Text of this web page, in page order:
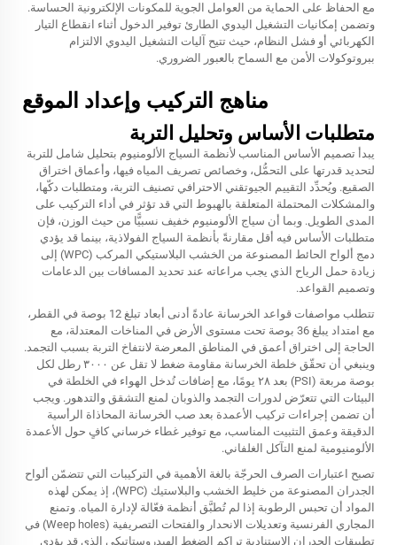
مع الحفاظ على الحماية من العوامل الجوية للمكونات الإلكترونية الحساسة.
وتضمن إمكانيات التشغيل اليدوي الطارئ توفير الدخول أثناء انقطاع التيار
الكهربائي أو فشل النظام، حيث تتيح آليات التشغيل اليدوي الالتزام
ببروتوكولات الأمن مع السماح بالعبور الضروري.
مناهج التركيب وإعداد الموقع
متطلبات الأساس وتحليل التربة
يبدأ تصميم الأساس المناسب لأنظمة السياج الألومنيوم بتحليل شامل للتربة
لتحديد قدرتها على التحمُّل، وخصائص تصريف المياه فيها، وأعماق اختراق
الصقيع. ويُحدِّد التقييم الجيوتقني الاحترافي تصنيف التربة، ومتطلبات دكّها،
والمشكلات المحتملة المتعلقة بالهبوط التي قد تؤثر في أداء التركيب على
المدى الطويل. وبما أن سياج الألومنيوم خفيف نسبيًّا من حيث الوزن، فإن
متطلبات الأساس فيه أقل مقارنةً بأنظمة السياج الفولاذية، بينما قد يؤدي
دمج ألواح الحائط المصنوعة من الخشب البلاستيكي المركب (WPC) إلى
زيادة حمل الرياح الذي يجب مراعاته عند تحديد المسافات بين الدعامات
وتصميم القواعد.
تتطلب مواصفات قواعد الخرسانة عادةً أدنى أبعاد تبلغ 12 بوصة في القطر،
مع امتداد يبلغ 36 بوصة تحت مستوى الأرض في المناخات المعتدلة، مع
الحاجة إلى اختراق أعمق في المناطق المعرضة لانتفاخ التربة بسبب التجمد.
وينبغي أن تحقّق خلطة الخرسانة مقاومة ضغط لا تقل عن ٣٠٠٠ رطل لكل
بوصة مربعة (PSI) بعد ٢٨ يومًا، مع إضافات تُدخل الهواء في الخلطة في
البيئات التي تتعرّض لدورات التجمد والذوبان لمنع التشقق والتدهور. ويجب
أن تضمن إجراءات تركيب الأعمدة بعد صب الخرسانة المحاذاة الرأسية
الدقيقة وعمق التثبيت المناسب، مع توفير غطاء خرساني كافٍ حول الأعمدة
الألومنيومية لمنع التآكل الغلفاني.
تصبح اعتبارات الصرف الحرجّة بالغة الأهمية في التركيبات التي تتضمّن ألواح
الجدران المصنوعة من خليط الخشب والبلاستيك (WPC)، إذ يمكن لهذه
المواد أن تحبس الرطوبة إذا لم تُطبَّق أنظمة فعّالة لإدارة المياه. وتمنع
المجاري الفرنسية وتعديلات الانحدار والفتحات التصريفية (Weep holes) في
تطبيقات الجدران الاستنادية تراكم الضغط الهيدروستاتيكي الذي قد يؤدي